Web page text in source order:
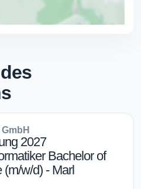
2027
Bachelor of
(m/w/d) - Marl